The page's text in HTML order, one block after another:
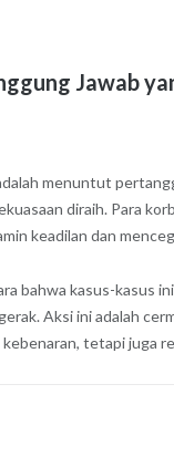
Jawab
menuntut
diraih. Para
keadilan dan
bahwa kasus-kasus
Aksi ini adalah
tetapi juga